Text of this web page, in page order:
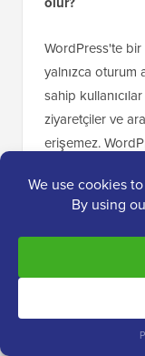
belgeler gibi
sonuçlarını
önerilen bir
5. Bir
olur?
WordPress'te
ziyaretçiler ve
erişemez.
noindex sinyali
Google arama